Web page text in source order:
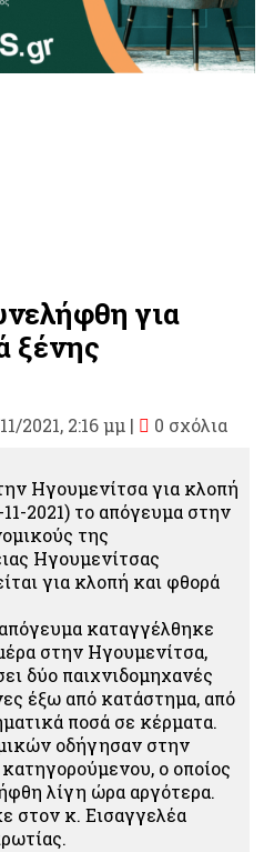
για
ξένης
2021, 2:16 μμ | 0 σχόλια
Ηγουμενίτσα για κλοπή
2021) το απόγευμα στην
της
Ηγουμενίτσας
για κλοπή και φθορά
καταγγέλθηκε
στην Ηγουμενίτσα,
δύο παιχνιδομηχανές
έξω από κατάστημα, από
ποσά σε κέρματα.
οδήγησαν στην
ο οποίος
λίγη ώρα αργότερα.
στον κ. Εισαγγελέα